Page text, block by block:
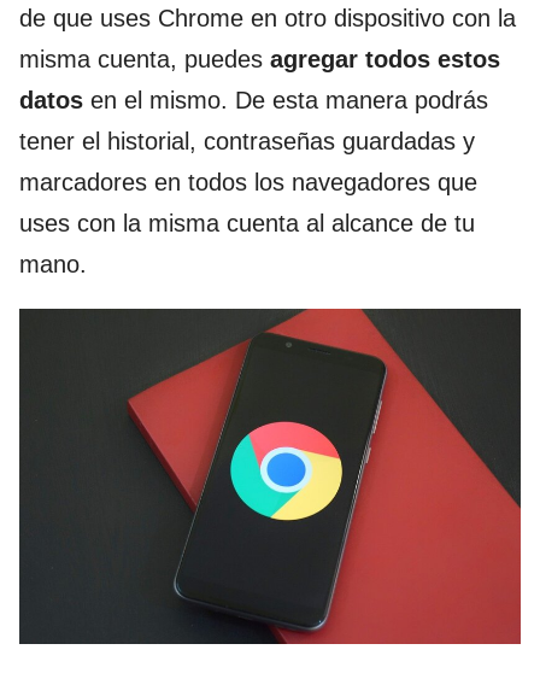
de que uses Chrome en otro dispositivo con la
misma cuenta, puedes agregar todos estos
datos en el mismo. De esta manera podrás
tener el historial, contraseñas guardadas y
marcadores en todos los navegadores que
uses con la misma cuenta al alcance de tu
mano.